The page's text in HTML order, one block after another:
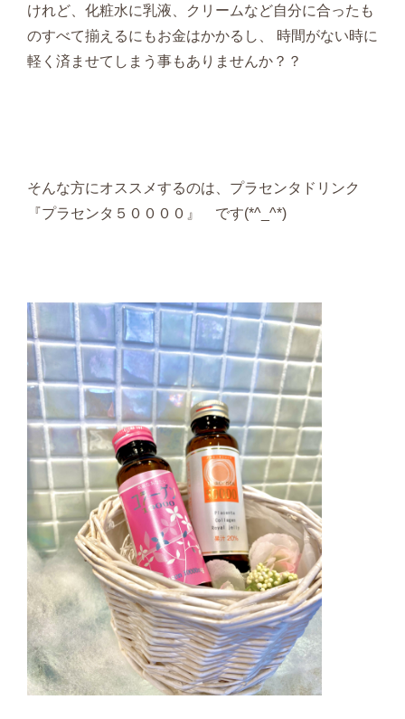
けれど、化粧水に乳液、クリームなど自分に合ったも
のすべて揃えるにもお金はかかるし、 時間がない時に
軽く済ませてしまう事もありませんか？？
そんな方にオススメするのは、プラセンタドリンク
『プラセンタ５００００』 です(*^_^*)